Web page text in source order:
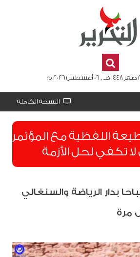
النسخة الكاملة
اللفظية مع المؤتمر
تكفي لحل الأزمة
بدار الرياضة والسنغالي
مرة